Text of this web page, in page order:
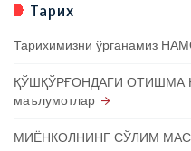
Тарих
Тарихимизни ўрганамиз
ҚЎШҚЎРҒОНДАГИ ОТИШМА
маълумотлар
МИЁНКОЛНИНГ СЎЛИМ